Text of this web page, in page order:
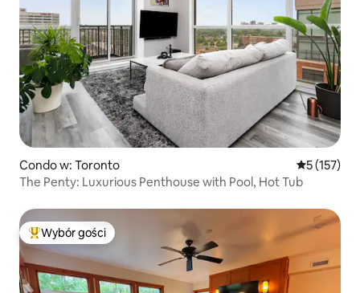
Condo w: Toronto Średnia
5 (157)
The Penty: Luxurious Penthouse with Pool, Hot Tub
Najpopularniejsze z kategorii Wybór gości
Wybór gości